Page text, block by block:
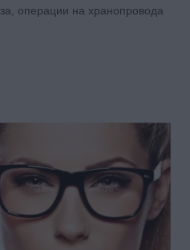
операции на хранопровода